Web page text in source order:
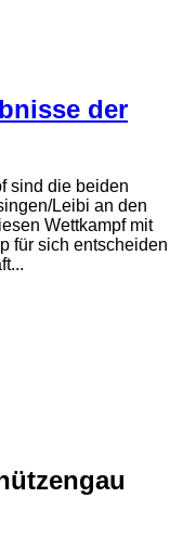
der
sind die beiden
Leibi an den
Wettkampf mit
für sich entscheiden